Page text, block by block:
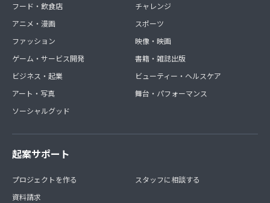
フード・飲食店
アニメ・漫画
ファッション
ゲーム・サービス開発
ビジネス・起業
アート・写真
ソーシャルグッド
チャレンジ
スポーツ
映像・映画
書籍・雑誌出版
ビューティー・ヘルスケア
舞台・パフォーマンス
起案サポート
プロジェクトを作る
資料請求
スタッフに相談する